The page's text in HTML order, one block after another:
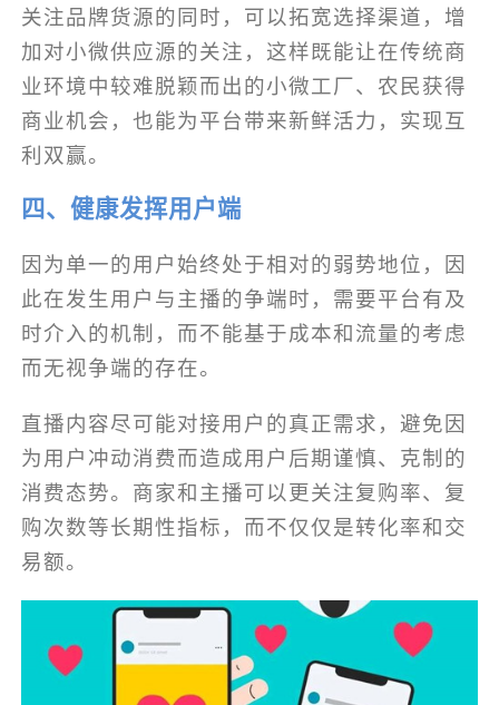
关注品牌货源的同时，可以拓宽选择渠道，增
加对小微供应源的关注，这样既能让在传统商
业环境中较难脱颖而出的小微工厂、农民获得
商业机会，也能为平台带来新鲜活力，实现互
利双赢。
四、健康发挥用户端
因为单一的用户始终处于相对的弱势地位，因
此在发生用户与主播的争端时，需要平台有及
时介入的机制，而不能基于成本和流量的考虑
而无视争端的存在。
直播内容尽可能对接用户的真正需求，避免因
为用户冲动消费而造成用户后期谨慎、克制的
消费态势。商家和主播可以更关注复购率、复
购次数等长期性指标，而不仅仅是转化率和交
易额。